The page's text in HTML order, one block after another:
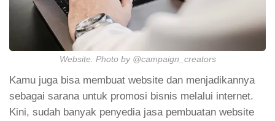
Website. Photo by @campaign_creators
Kamu juga bisa membuat website dan menjadikannya
sebagai sarana untuk promosi bisnis melalui internet.
Kini, sudah banyak penyedia jasa pembuatan website